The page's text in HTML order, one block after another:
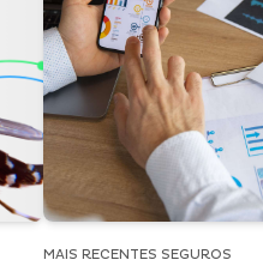
MAIS RECENTES SEGUROS